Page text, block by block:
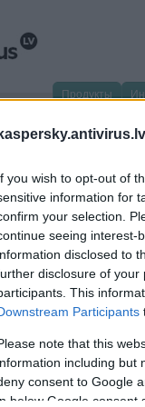
you wish to opt-out of
information for
your selection.
seeing interest-
disclosed to
disclosure of your
This
Participants
note that this
including but
consent to Google
below Google consent
Продукты
На главную / О нас /
Все
Kaspersky Lab
Kaspersky Lab,
вошла в число
16 февраля 2010
Kaspersky Lab
Kaspersky Lab,